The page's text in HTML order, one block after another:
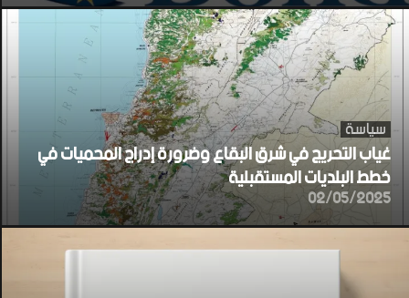
سياسة
غياب التحريج في شرق البقاع وضرورة إدراج المحميات في
خطط البلديات المستقبلية
02/05/2025